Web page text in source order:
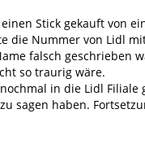
Stick gekauft von
die Nummer von Lidl
falsch geschrieben
so traurig wäre.
in die Lidl Filiale
sagen haben.